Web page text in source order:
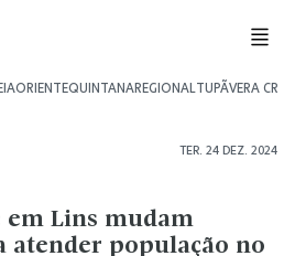
ORIENTEQUINTANAREGIONALTUPÃVERA CRUZ
TER. 24 DEZ. 2024
em Lins mudam
atender população no